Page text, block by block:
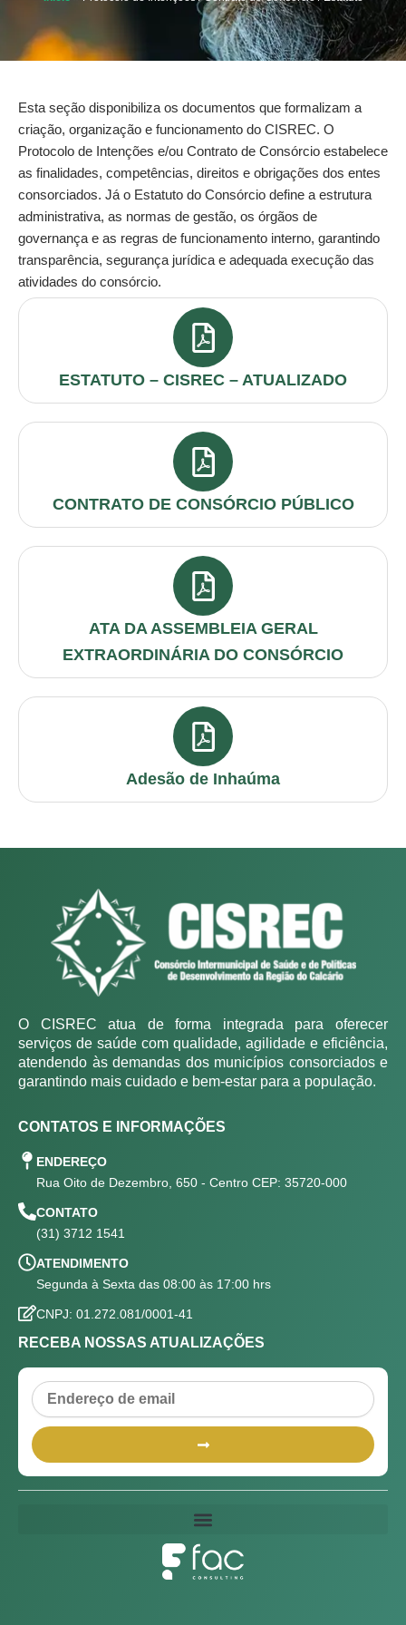
Esta seção disponibiliza os documentos que formalizam a
criação, organização e funcionamento do CISREC. O
Protocolo de Intenções e/ou Contrato de Consórcio estabelece
as finalidades, competências, direitos e obrigações dos entes
consorciados. Já o Estatuto do Consórcio define a estrutura
administrativa, as normas de gestão, os órgãos de
governança e as regras de funcionamento interno, garantindo
transparência, segurança jurídica e adequada execução das
atividades do consórcio.
ESTATUTO – CISREC – ATUALIZADO
CONTRATO DE CONSÓRCIO PÚBLICO
ATA DA ASSEMBLEIA GERAL
EXTRAORDINÁRIA DO CONSÓRCIO
Adesão de Inhaúma
O CISREC atua de forma integrada para oferecer
serviços de saúde com qualidade, agilidade e eficiência,
atendendo às demandas dos municípios consorciados e
garantindo mais cuidado e bem-estar para a população.
CONTATOS E INFORMAÇÕES
ENDEREÇO
Rua Oito de Dezembro, 650 - Centro CEP: 35720-000
CONTATO
(31) 3712 1541
ATENDIMENTO
Segunda à Sexta das 08:00 às 17:00 hrs
CNPJ: 01.272.081/0001-41
RECEBA NOSSAS ATUALIZAÇÕES
Email